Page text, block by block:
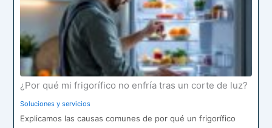
¿Por qué mi frigorífico no enfría tras un corte de luz?
Soluciones y servicios
Explicamos las causas comunes de por qué un frigorífico